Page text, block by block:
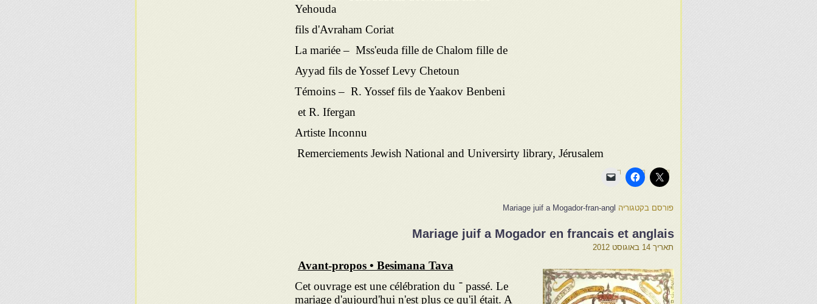
Yehouda
fils d'Avraham Coriat
La mariée – Mss'euda fille de Chalom fille de
Ayyad fils de Yossef Levy Chetoun
Témoins – R. Yossef fils de Yaakov Benbeni
et R. Ifergan
Artiste Inconnu
פורסם בקטגוריה Mariage juif a Mogador-fran-angl
Mariage juif a Mogador en francais et anglais
תאריך 14 באוגוסט 2012
Avant-propos • Besimana Tava
Cet ouvrage est une célébration du ־ passé. Le
mariage d'aujourd'hui n'est plus ce qu'il était. A